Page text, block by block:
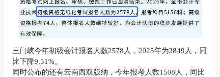
三门峡今年初级会计报名人数2578人，2025年为2849人，同
比下降9.51%。
同时公布的还有云南西双版纳，今年报考人数1508人，同比